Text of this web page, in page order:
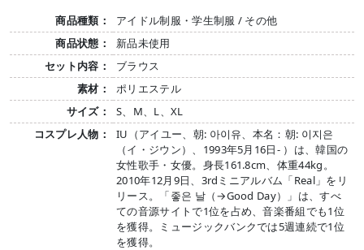
商品種類：
アイドル制服・学生制服 / その他
商品状態：
新品未使用
セット内容：
ブラウス
素材：
ポリエステル
サイズ：
S、M、L、XL
コスプレ人物：
IU（アイユー、朝: 아이유、本名：朝: 이지은
（イ・ジウン）、1993年5月16日- ）は、韓国の
女性歌手・女優。身長161.8cm、体重44kg。
2010年12月9日、3rdミニアルバム「Real」をリ
リース。「좋은 날（→Good Day）」は、すべ
ての音源サイトで1位を占め、音楽番組でも1位
を獲得。ミュージックバンクでは5週連続で1位
を獲得。